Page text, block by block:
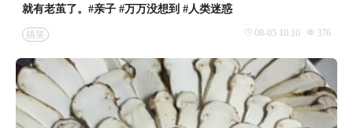
就有老茧了。#亲子 #万万没想到 #人类迷惑
搞笑 08-05 10:10 376